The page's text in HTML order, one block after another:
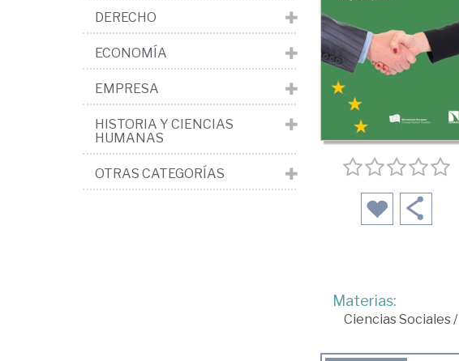
Materias:
Ciencias Sociales/
DERECHO
ECONOMÍA
EMPRESA
HISTORIA Y CIENCIAS
HUMANAS
OTRAS CATEGORÍAS